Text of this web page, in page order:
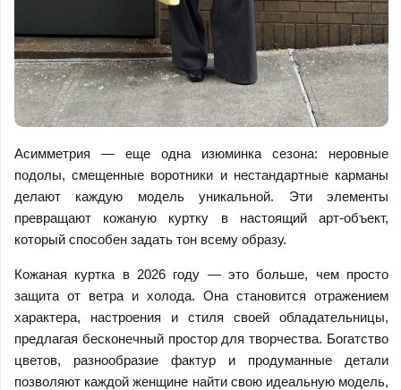
Асимметрия — еще одна изюминка сезона: неровные
подолы, смещенные воротники и нестандартные карманы
делают каждую модель уникальной. Эти элементы
превращают кожаную куртку в настоящий арт-объект,
который способен задать тон всему образу.
Кожаная куртка в 2026 году — это больше, чем просто
защита от ветра и холода. Она становится отражением
характера, настроения и стиля своей обладательницы,
предлагая бесконечный простор для творчества. Богатство
цветов, разнообразие фактур и продуманные детали
позволяют каждой женщине найти свою идеальную модель,